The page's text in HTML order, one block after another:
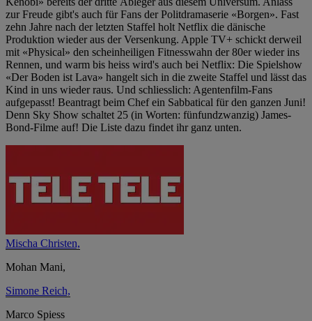
zur Freude gibt's auch für Fans der Politdramaserie «Borgen». Fast
zehn Jahre nach der letzten Staffel holt Netflix die dänische
Produktion wieder aus der Versenkung. Apple TV+ schickt derweil
mit «Physical» den scheinheiligen Fitnesswahn der 80er wieder ins
Rennen, und warm bis heiss wird's auch bei Netflix: Die Spielshow
«Der Boden ist Lava» hangelt sich in die zweite Staffel und lässt das
Kind in uns wieder raus. Und schliesslich: Agentenfilm-Fans
aufgepasst! Beantragt beim Chef ein Sabbatical für den ganzen Juni!
Denn Sky Show schaltet 25 (in Worten: fünfundzwanzig) James-
Bond-Filme auf! Die Liste dazu findet ihr ganz unten.
Mischa Christen,
Mohan Mani,
Simone Reich,
Marco Spiess